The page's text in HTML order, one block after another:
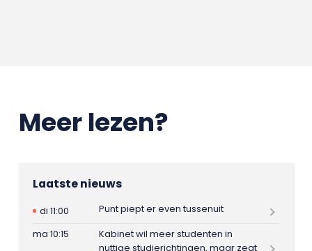
Meer lezen?
Laatste nieuws
di 11:00
Punt piept er even tussenuit
ma 10:15
Kabinet wil meer studenten in
nuttige studierichtingen, maar zegt